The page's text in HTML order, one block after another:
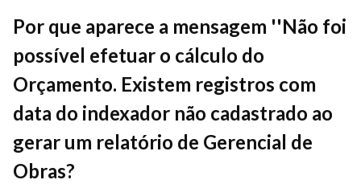
Por que aparece a mensagem ''Não foi
possível efetuar o cálculo do
Orçamento. Existem registros com
data do indexador não cadastrado ao
gerar um relatório de Gerencial de
Obras?